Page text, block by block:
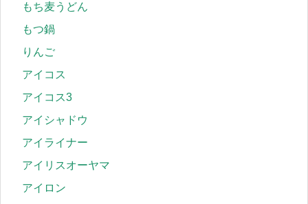
もち麦うどん
もつ鍋
りんご
アイコス
アイコス3
アイシャドウ
アイライナー
アイリスオーヤマ
アイロン